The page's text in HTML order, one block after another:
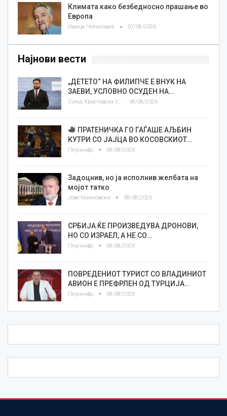
Климата како безбедносно прашање во
Европа
Ивица Челиковиќ 07/08/2026
Најнови вести
„ДЕТЕТО“ НА ФИЛИПЧЕ Е ВНУК НА
ЗАЕВИ, УСЛОВНО ОСУДЕН НА…
Соња Христовска Угриновска 08/08/2026
ПРАТЕНИЧКА ГО ГАЃАШЕ АЉБИН
КУТРИ СО ЈАЈЦА ВО КОСОВСКИОТ…
Плусинфо 08/08/2026
Задоцнив, но ја исполнив желбата на
мојот татко
Јове Кекеновски 08/08/2026
СРБИЈА ЌЕ ПРОИЗВЕДУВА ДРОНОВИ,
НО СО ИЗРАЕЛ, А НЕ СО…
Плусинфо 08/08/2026
ПОВРЕДЕНИОТ ТУРИСТ СО ВЛАДИНИОТ
АВИОН Е ПРЕФРЛЕН ОД ТУРЦИЈА…
Плусинфо 08/08/2026